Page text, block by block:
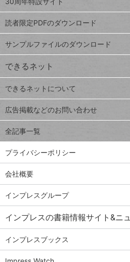
ッドシ
ート
iPhone
VLOOKUP
close
閉じ
る
プ
ペ
ジ
連載
Excel Q&A
トイアンナ流仕
事術
PowerAutomate
ではじめる業務
の完全自動化
AI議事録作成術
Windows 11
Q&A
Teams踏み込み
活用術
Excel講師の仕事
読者限定PDFのダウンロード
サンプルファイルのダウンロード
できるネット
できるネットについて
広告掲載などのお問い合わせ
全記事一覧
プライバシーポリシー
会社概要
インプレスグループ
インプレスの書籍情報サイト&ニ
インプレスブックス